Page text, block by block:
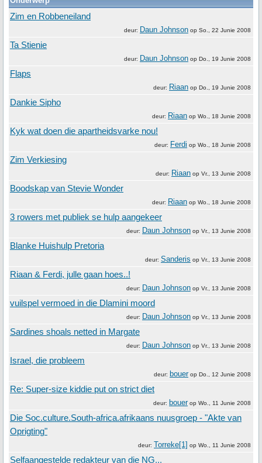
Zim en Robbeneiland
deur: Daun Johnson op So., 22 Junie 2008
Ta Stienie
deur: Daun Johnson op Do., 19 Junie 2008
Flaps
deur: Riaan op Do., 19 Junie 2008
Dankie Sipho
deur: Riaan op Wo., 18 Junie 2008
Kyk wat doen die apartheidsvarke nou!
deur: Ferdi op Wo., 18 Junie 2008
Zim Verkiesing
deur: Riaan op Vr., 13 Junie 2008
Boodskap van Stevie Wonder
deur: Riaan op Wo., 18 Junie 2008
3 rowers met publiek se hulp aangekeer
deur: Daun Johnson op Vr., 13 Junie 2008
Blanke Huishulp Pretoria
deur: Sanderis op Vr., 13 Junie 2008
Riaan & Ferdi, julle gaan hoes..!
deur: Daun Johnson op Vr., 13 Junie 2008
vuilspel vermoed in die Dlamini moord
deur: Daun Johnson op Vr., 13 Junie 2008
Sardines shoals netted in Margate
deur: Daun Johnson op Vr., 13 Junie 2008
Israel, die probleem
deur: bouerop Do., 12 Junie 2008
Re: Super-size kiddie put on strict diet
deur: bouerop Wo., 11 Junie 2008
Die Soc.culture.South-africa.afrikaans nuusgroep - "Akte van
Oprigting"
deur: Torreke[1] op Wo., 11 Junie 2008
Selfaangestelde redakteur van die NG...